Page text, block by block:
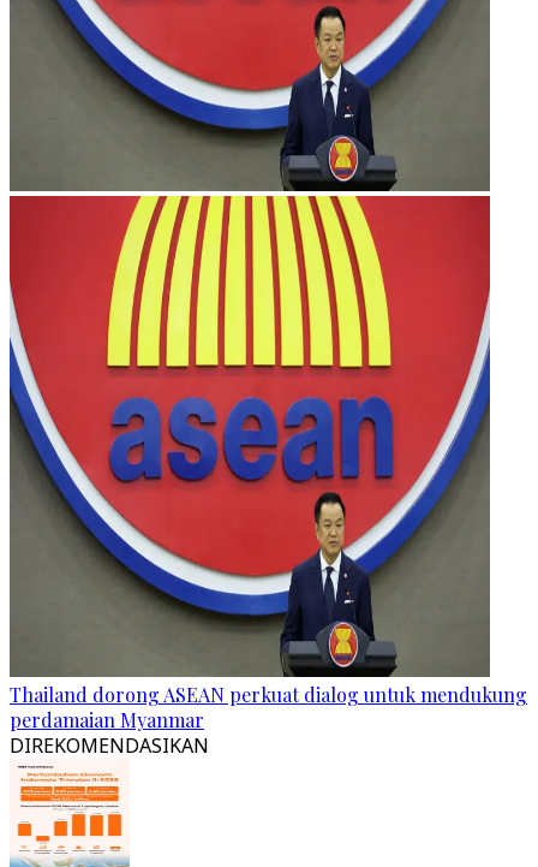
Thailand dorong ASEAN perkuat dialog untuk mendukung
perdamaian Myanmar
DIREKOMENDASIKAN